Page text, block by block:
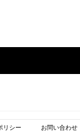
リシー お問い合わせ